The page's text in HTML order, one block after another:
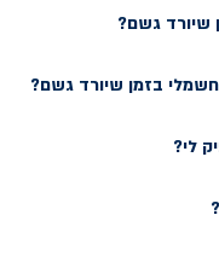
שיורד גשם?
בזמן שיורד גשם?
לי?